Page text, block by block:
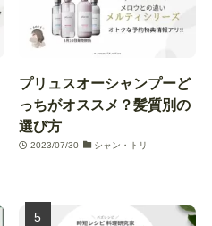
プリュスオーシャンプーど
っちがオススメ？髪質別の
選び方
2023/07/30 シャン・トリ